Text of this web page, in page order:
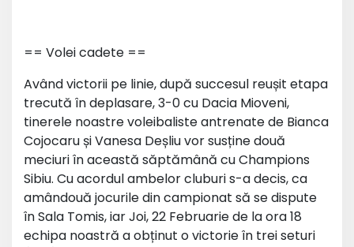
== Volei cadete ==
Având victorii pe linie, după succesul reușit etapa
trecută în deplasare, 3-0 cu Dacia Mioveni,
tinerele noastre voleibaliste antrenate de Bianca
Cojocaru și Vanesa Deșliu vor susține două
meciuri în această săptămână cu Champions
Sibiu. Cu acordul ambelor cluburi s-a decis, ca
amândouă jocurile din campionat să se dispute
în Sala Tomis, iar Joi, 22 Februarie de la ora 18
echipa noastră a obținut o victorie în trei seturi